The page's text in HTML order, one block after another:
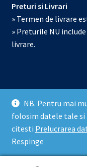
NB. Pentru mai
folosim datele tale
citesti Prelucrarea
Respinge
Preturi si Livrari
» Termen de livrare
» Preturile NU
livrare.
© Echipamente de
Prelucrarea datelor
WooCommerce.